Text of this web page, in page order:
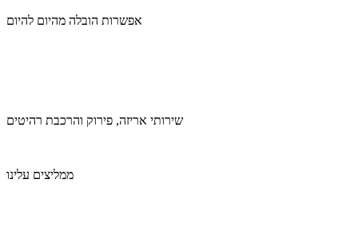
אפשרות הובלה מהיום להיום
שירותי אריזה, פירוק והרכבת רהיטים
ממליצים עלינו